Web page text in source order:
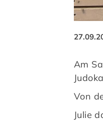
Am
Von
Julie